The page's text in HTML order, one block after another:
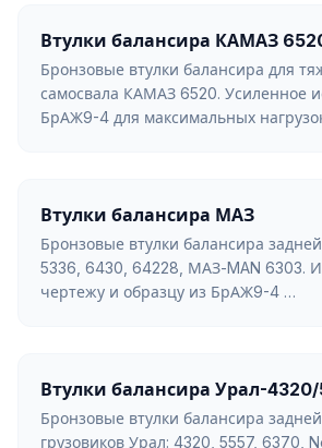
Втулки балансира КАМАЗ
Бронзовые втулки балансира для
самосвала КАМАЗ 6520. Усиленное
БрАЖ9-4 для максимальных
Втулки балансира МАЗ
Бронзовые втулки балансира
5336, 6430, 64228, МАЗ-MAN 6303.
чертежу и образцу из БрАЖ9-4 …
Втулки балансира Урал-4320/
Бронзовые втулки балансира
грузовиков Урал: 4320, 5557, 6370,